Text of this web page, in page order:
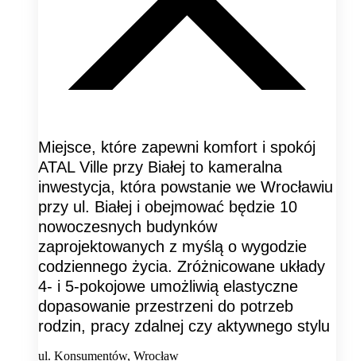
Miejsce, które zapewni komfort i spokój
ATAL Ville przy Białej to kameralna
inwestycja, która powstanie we Wrocławiu
przy ul. Białej i obejmować będzie 10
nowoczesnych budynków
zaprojektowanych z myślą o wygodzie
codziennego życia. Zróżnicowane układy
4- i 5-pokojowe umożliwią elastyczne
dopasowanie przestrzeni do potrzeb
rodzin, pracy zdalnej czy aktywnego stylu
ul. Konsumentów, Wrocław